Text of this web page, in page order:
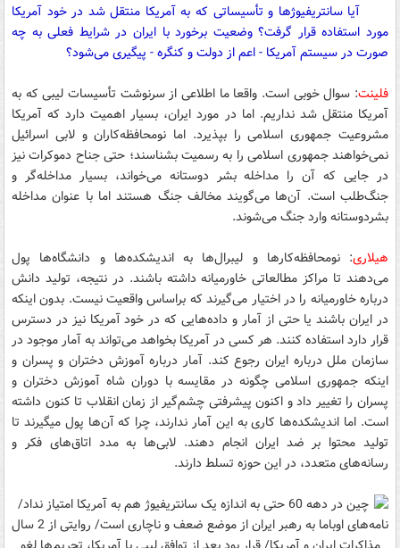
آیا سانتریفیوژها و تأسیساتی که به آمریکا منتقل شد در خود آمریکا
مورد استفاده قرار گرفت؟ وضعیت برخورد با ایران در شرایط فعلی به چه
صورت در سیستم آمریکا - اعم از دولت و کنگره - پیگیری می‌شود؟
فلینت: سوال خوبی است. واقعا ما اطلاعی از سرنوشت تأسیسات لیبی که به
آمریکا منتقل شد نداریم. اما در مورد ایران، بسیار اهمیت دارد که آمریکا
مشروعیت جمهوری اسلامی را بپذیرد. اما نومحافظه‌کاران و لابی اسرائیل
نمی‌خواهند جمهوری اسلامی را به رسمیت بشناسند؛ حتی جناح دموکرات نیز
در جایی که آن را مداخله بشر دوستانه می‌خواند، بسیار مداخله‌گر و
جنگ‌طلب است. آن‌ها می‌گویند مخالف جنگ هستند اما با عنوان مداخله
بشردوستانه وارد جنگ می‌شوند.
هیلاری: نومحافظه‌کارها و لیبرال‌ها به اندیشکده‌ها و دانشگاه‌ها پول
می‌دهند تا مراکز مطالعاتی خاورمیانه داشته باشند. در نتیجه، تولید دانش
درباره خاورمیانه را در اختیار می‌گیرند که براساس واقعیت نیست. بدون اینکه
در ایران باشند یا حتی از آمار و داده‌هایی که در خود آمریکا نیز در دسترس
قرار دارد استفاده کنند. هر کسی در آمریکا بخواهد می‌تواند به آمار موجود در
سازمان ملل درباره ایران رجوع کند. آمار درباره آموزش دختران و پسران و
اینکه جمهوری اسلامی چگونه در مقایسه با دوران شاه آموزش دختران و
پسران را تغییر داد و اکنون پیشرفتی چشم‌گیر از زمان انقلاب تا کنون داشته
است. اما اندیشکده‌ها کاری به این آمار ندارند، چرا که آن‌ها پول میگیرند تا
تولید محتوا بر ضد ایران انجام دهند. لابی‌ها به مدد اتاق‌های فکر و
رسانه‌های متعدد، در این حوزه تسلط دارند.